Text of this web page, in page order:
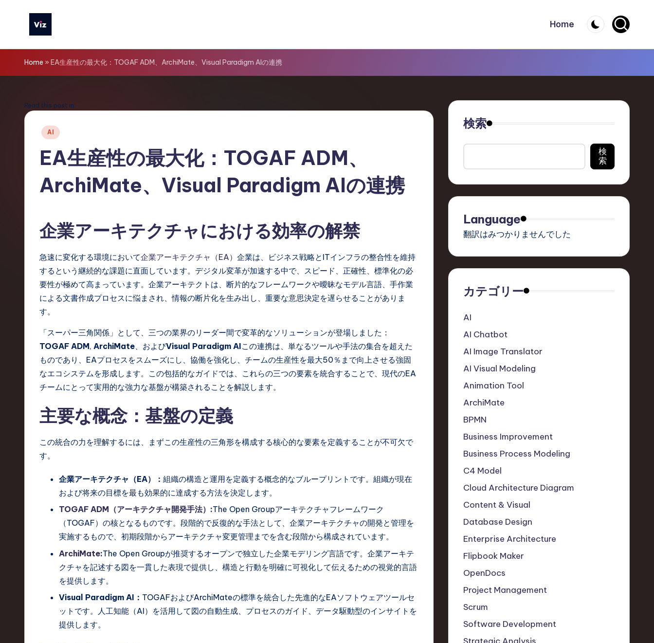
V
iz
o
ls
Home
Home » EA生産性の最大化：TOGAF ADM、ArchiMate、Visual Paradigm AIの連携
Read this post in:
Posted
AI
EA生産性の最大化：TOGAF ADM、
ArchiMate、Visual Paradigm AIの連携
企業アーキテクチャにおける効率の解禁
急速に変化する環境において企業アーキテクチャ（EA） 企業は、ビジネス戦略とITインフラの整合性を維持
するという継続的な課題に直面しています。デジタル変革が加速する中で、スピード、正確性、標準化の必
要性が極めて高まっています。企業アーキテクトは、断片的なフレームワークや曖昧なモデル言語、手作業
による文書作成プロセスに悩まされ、情報の断片化を生み出し、重要な意思決定を遅らせることがありま
す。
「スーパー三角関係」として、三つの業界のリーダー間で変革的なソリューションが登場しました：
TOGAF ADM, ArchiMate、およびVisual Paradigm AIこの連携は、単なるツールや手法の集合を超えた
ものであり、EAプロセスをスムーズにし、協働を強化し、チームの生産性を最大50％まで向上させる強固
なエコシステムを形成します。この包括的なガイドでは、これらの三つの要素を統合することで、現代のEA
チームにとって実用的な強力な基盤が構築されることを解説します。
主要な概念：基盤の定義
この統合の力を理解するには、まずこの生産性の三角形を構成する核心的な要素を定義することが不可欠で
す。
企業アーキテクチャ（EA）： 組織の構造と運用を定義する概念的なブループリントです。組織が現在
および将来の目標を最も効果的に達成する方法を決定します。
TOGAF ADM（アーキテクチャ開発手法） :The Open Groupアーキテクチャフレームワーク
（TOGAF）の核となるものです。段階的で反復的な手法として、企業アーキテクチャの開発と管理を
実施するもので、初期段階からアーキテクチャ変更管理までを含む段階から構成されています。
ArchiMate:The Open Groupが推奨するオープンで独立した企業モデリング言語です。企業アーキテ
クチャを記述する図を一貫した表現で提供し、構造と行動を明確に可視化して伝えるための視覚的言語
を提供します。
Visual Paradigm AI： TOGAFおよびArchiMateの標準を統合した先進的なEAソフトウェアツールセ
ットです。人工知能（AI）を活用して図の自動生成、プロセスのガイド、データ駆動型のインサイトを
提供します。
検索
検
索
Language
翻訳はみつかりませんでした
カテゴリー
AI
AI Chatbot
AI Image Translator
AI Visual Modeling
Animation Tool
ArchiMate
BPMN
Business Improvement
Business Process Modeling
C4 Model
Cloud Architecture Diagram
Content & Visual
Database Design
Enterprise Architecture
Flipbook Maker
OpenDocs
Project Management
Scrum
Software Development